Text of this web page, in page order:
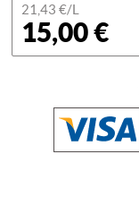
21,43 €/L
15,00 €